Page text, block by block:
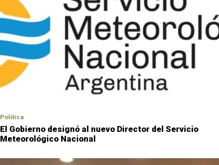
Política
El Gobierno designó al nuevo Director del Servicio
Meteorológico Nacional